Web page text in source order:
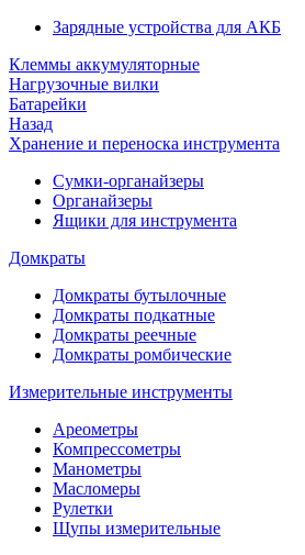
Зарядные устройства для АКБ
Клеммы аккумуляторные
Нагрузочные вилки
Батарейки
Назад
Хранение и переноска инструмента
Сумки-органайзеры
Органайзеры
Ящики для инструмента
Домкраты
Домкраты бутылочные
Домкраты подкатные
Домкраты реечные
Домкраты ромбические
Измерительные инструменты
Ареометры
Компрессометры
Манометры
Масломеры
Рулетки
Щупы измерительные